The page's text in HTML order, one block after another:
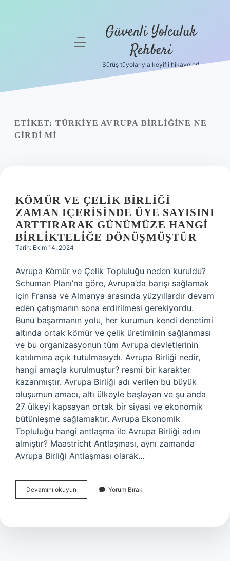
Yasal Uyarı
menüyü Güvenli Yolculuk
Rehberi
Sürüş tüyolarıyla keyifli hikayeler!
ETIKET: TÜRKIYE AVRUPA BIRLIĞINE NE
GIRDI MI
KÖMÜR VE ÇELIK BIRLIĞI
ZAMAN IÇERISINDE ÜYE SAYISINI
ARTTIRARAK GÜNÜMÜZE HANGI
BIRLIKTELIĞE DÖNÜŞMÜŞTÜR
Tarih: Ekim 14, 2024
Avrupa Kömür ve Çelik Topluluğu neden kuruldu?
Schuman Planı’na göre, Avrupa’da barışı sağlamak
için Fransa ve Almanya arasında yüzyıllardır devam
eden çatışmanın sona erdirilmesi gerekiyordu.
Bunu başarmanın yolu, her kurumun kendi denetimi
altında ortak kömür ve çelik üretiminin sağlanması
ve bu organizasyonun tüm Avrupa devletlerinin
katılımına açık tutulmasıydı. Avrupa Birliği nedir,
hangi amaçla kurulmuştur? resmi bir karakter
kazanmıştır. Avrupa Birliği adı verilen bu büyük
oluşumun amacı, altı ülkeyle başlayan ve şu anda
27 ülkeyi kapsayan ortak bir siyasi ve ekonomik
bütünleşme sağlamaktır. Avrupa Ekonomik
Topluluğu hangi antlaşma ile Avrupa Birliği adını
almıştır? Maastricht Antlaşması, aynı zamanda
Avrupa Birliği Antlaşması olarak…
Devamını okuyun
Ve
Zaman
Yorum Bırak